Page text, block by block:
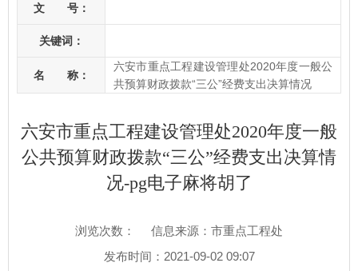
文 号：
关键词：
名 称：
六安市重点工程建设管理处2020年度一般公
共预算财政拨款“三公”经费支出决算情况
六安市重点工程建设管理处2020年度一般
公共预算财政拨款“三公”经费支出决算情
况-pg电子麻将胡了
浏览次数：
信息来源：市重点工程处
发布时间：2021-09-02 09:07